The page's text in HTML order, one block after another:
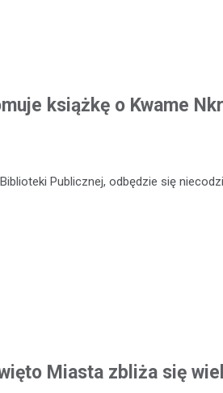
książkę o Kwame
Publicznej, odbędzie się
Miasta zbliża się